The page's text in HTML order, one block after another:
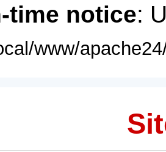
time notice:
www/